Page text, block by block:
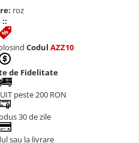
roz
::
Codul AZZ10
de Fidelitate
peste 200 RON
30 de zile
sau la livrare